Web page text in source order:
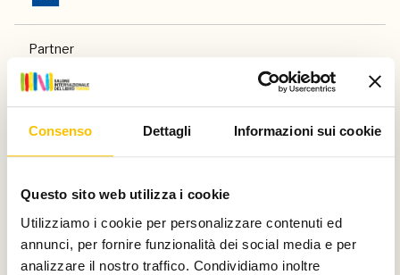
Consenso Dettagli Informazioni sui cookie
Questo sito web utilizza i cookie
Utilizziamo i cookie per personalizzare contenuti ed
annunci, per fornire funzionalità dei social media e per
analizzare il nostro traffico. Condividiamo inoltre
Partner
Con il contributo di